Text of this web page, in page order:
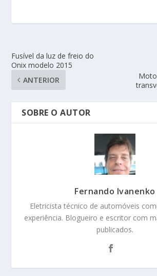
Fusível da luz de freio do
Onix modelo 2015
ANTERIOR
SOBRE O AUTOR
Fernando Ivanenko
Eletricista técnico de automóveis
experiência. Blogueiro e escritor com
publicados.